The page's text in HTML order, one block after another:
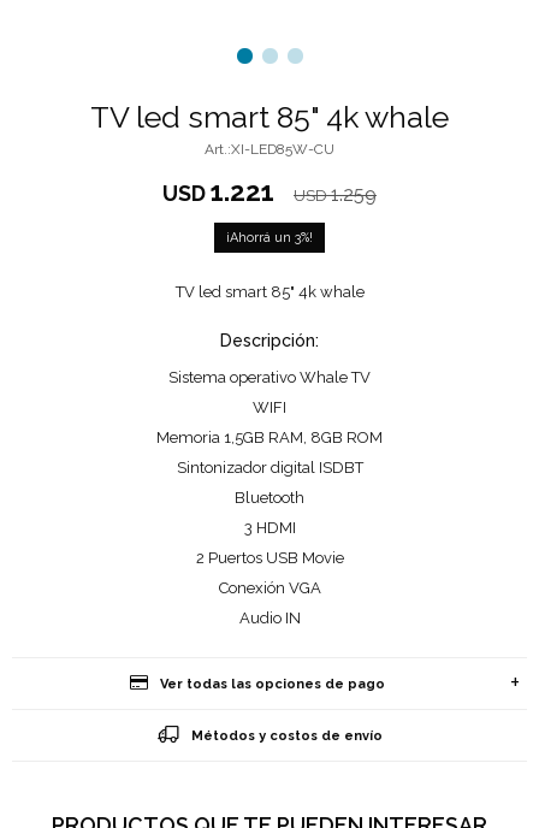
TV led smart 85" 4k whale
XI-LED85W-CU
USD1.221 USD 1.259
3
TV led smart 85" 4k whale
Descripción:
Sistema operativo Whale TV
WIFI
Memoria 1,5GB RAM, 8GB ROM
Sintonizador digital ISDBT
Bluetooth
3 HDMI
2 Puertos USB Movie
Conexión VGA
Audio IN
Ver todas las opciones de pago
Métodos y costos de envío